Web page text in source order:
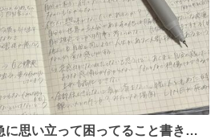
に思い立って困ってること書き出